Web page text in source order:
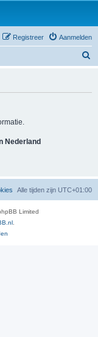
Aanmelden
Registreer
Nederland
Alle tijden zijn UTC+01:00
Limited